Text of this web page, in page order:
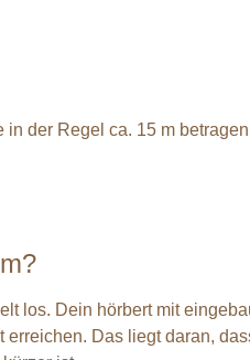
der Regel ca. 15 m
los. Dein hörbert mit
Das liegt daran,